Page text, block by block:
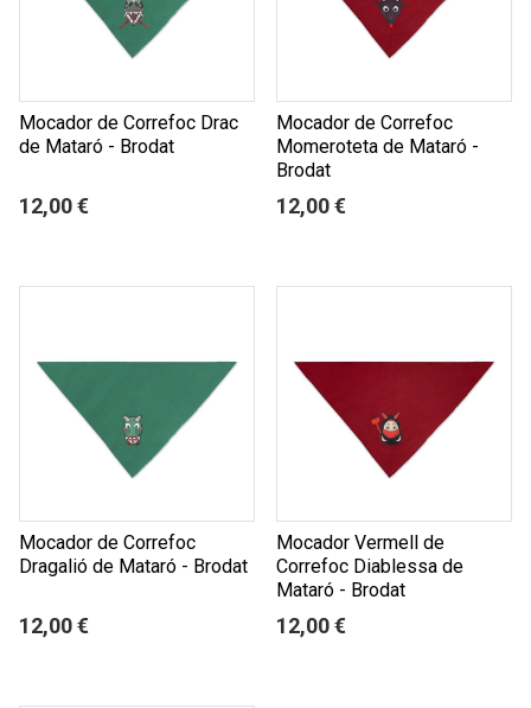
Mocador de Correfoc Drac
de Mataró - Brodat
12,00 €
Mocador de Correfoc
Momeroteta de Mataró -
Brodat
12,00 €
Mocador de Correfoc
Dragalió de Mataró - Brodat
12,00 €
Mocador Vermell de
Correfoc Diablessa de
Mataró - Brodat
12,00 €